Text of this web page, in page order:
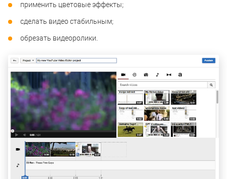
применить цветовые эффекты;
сделать видео стабильным;
обрезать видеоролики.